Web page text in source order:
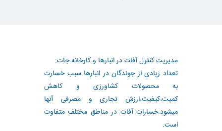
مدیریت کنترل آفات در انبارها و کارخانه جات:
تعداد زیادی از جوندگان در انبارها سبب خسارت
به محصولات کشاورزی و کاهش
کمیت،کیفیت،ارزش تجاری و مصرفی آنها
میشود.خسارات آفات در مناطق مختلف متفاوت
است.